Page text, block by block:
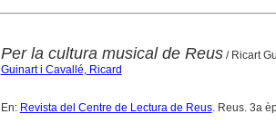
Per la cultura musical de Reus/ Ricart
Guinart i Cavallé, Ricard
En: Revista del Centre de Lectura de Reus. Reus. 3a